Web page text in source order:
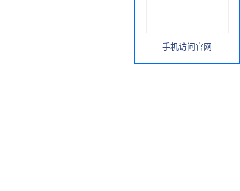
手机访问官网